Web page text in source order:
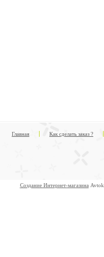
Главная Как сделать заказ ?
Создание Интернет-магазина